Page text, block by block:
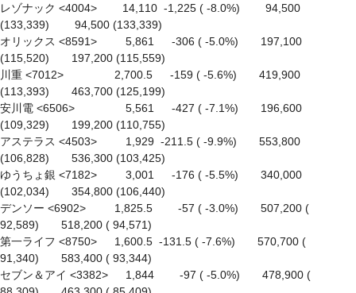
レゾナック <4004> 　　14,110  -1,225 ( -8.0%)　　 94,500
(133,339)　　 94,500 (133,339)
オリックス <8591> 　　 5,861 　 -306 ( -5.0%)　　197,100
(115,520)　　197,200 (115,559)
川重 <7012> 　　　　 2,700.5 　 -159 ( -5.6%)　　419,900
(113,393)　　463,700 (125,199)
安川電 <6506> 　　　　 5,561 　 -427 ( -7.1%)　　196,600
(109,329)　　199,200 (110,755)
アステラス <4503> 　　 1,929  -211.5 ( -9.9%)　　553,800
(106,828)　　536,300 (103,425)
ゆうちょ銀 <7182> 　　 3,001 　 -176 ( -5.5%)　　340,000
(102,034)　　354,800 (106,440)
デンソー <6902> 　　 1,825.5　　 -57 ( -3.0%)　　507,200 (
92,589)　　518,200 ( 94,571)
第一ライフ <8750> 　 1,600.5  -131.5 ( -7.6%)　　570,700 (
91,340)　　583,400 ( 93,344)
セブン＆アイ <3382> 　 1,844　　 -97 ( -5.0%)　　478,900 (